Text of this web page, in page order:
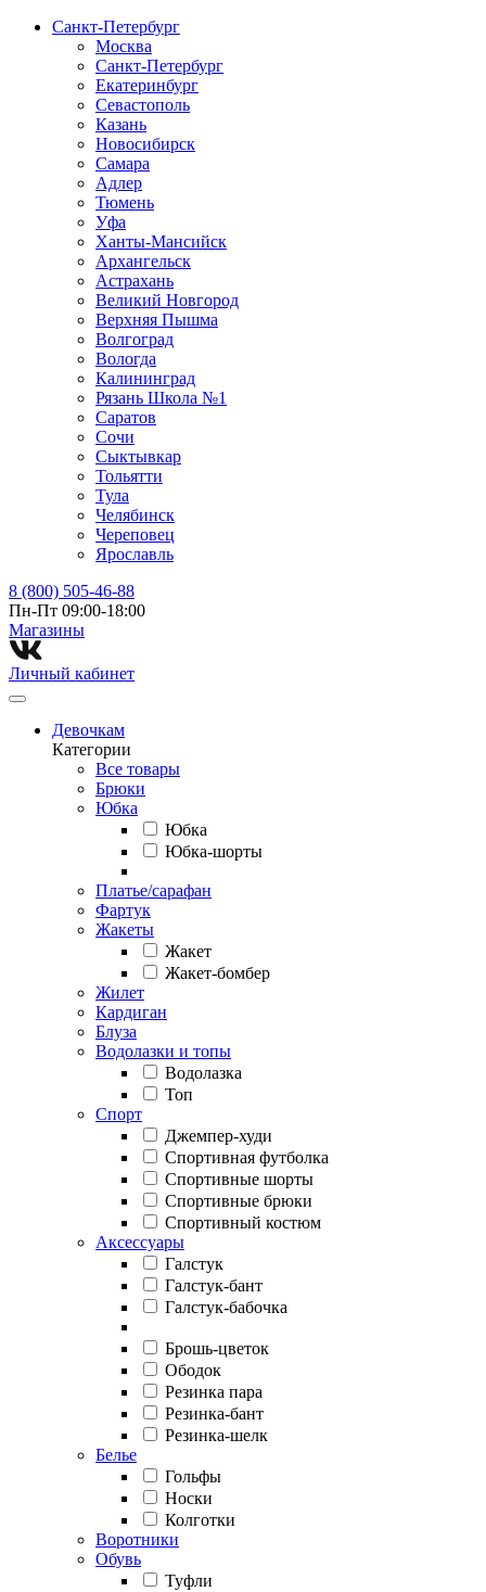
Санкт-Петербург
Москва
Санкт-Петербург
Екатеринбург
Севастополь
Казань
Новосибирск
Самара
Адлер
Тюмень
Уфа
Ханты-Мансийск
Архангельск
Астрахань
Великий Новгород
Верхняя Пышма
Волгоград
Вологда
Калининград
Рязань Школа №1
Саратов
Сочи
Сыктывкар
Тольятти
Тула
Челябинск
Череповец
Ярославль
8 (800) 505-46-88
Пн-Пт 09:00-18:00
Магазины⁠
Личный кабинет
Девочкам
Категории
Все товары
Брюки
Юбка
Юбка
Юбка-шорты
Платье/сарафан
Фартук
Жакеты
Жакет
Жакет-бомбер
Жилет
Кардиган
Блуза
Водолазки и топы
Водолазка
Топ
Спорт
Джемпер-худи
Спортивная футболка
Спортивные шорты
Спортивные брюки
Спортивный костюм
Аксессуары
Галстук
Галстук-бант
Галстук-бабочка
Брошь-цветок
Ободок
Резинка пара
Резинка-бант
Резинка-шелк
Белье
Гольфы
Носки
Колготки
Воротники
Обувь
Туфли